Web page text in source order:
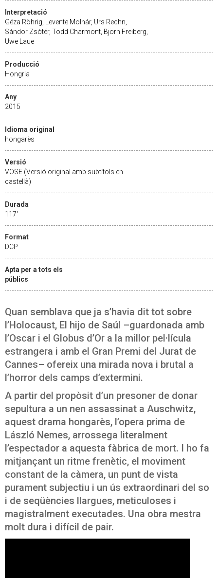
Interpretació
Géza Röhrig, Levente Molnár, Urs Rechn,
Sándor Zsótér, Todd Charmont, Björn Freiberg,
Uwe Laue
Producció
Hongria
Any
2015
Idioma original
hongarès
Versió
VOSE (Versió original amb subtítols en
castellà)
Durada
117'
Format
DCP
Apta per a tots els
públics
Quan semblava que ja s’havia dit tot sobre
l’Holocaust, El hijo de Saúl –guardonada amb
l’Oscar i el Globus d’Or a la millor pel·lícula
estrangera i amb el Gran Premi del Jurat de
Cannes– ofereix una mirada nova i brutal a
l’horror dels camps d’extermini.
A partir del propòsit d’un presoner de donar
sepultura a un nen assassinat a Auschwitz,
aquest drama hongarès, l’opera prima de
László Nemes, arrossega literalment
l’espectador a aquesta fàbrica de mort. I ho fa
mitjançant un ritme frenètic, el moviment
constant de la càmera, un punt de vista
purament subjectiu i un ús extraordinari del so
i de seqüències llargues, meticuloses i
magistralment executades. Una obra mestra
molt dura i difícil de pair.